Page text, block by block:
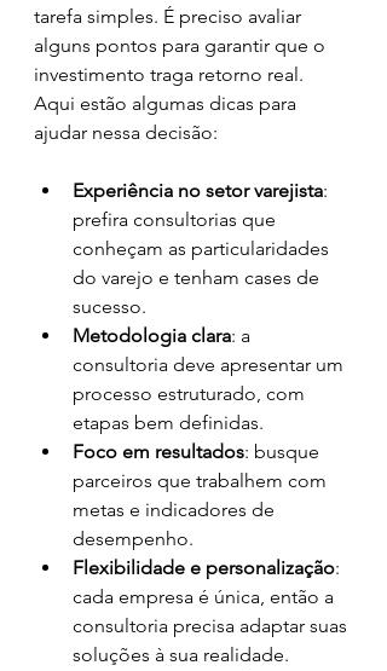
tarefa simples. É preciso avaliar
alguns pontos para garantir que o
investimento traga retorno real.
Aqui estão algumas dicas para
ajudar nessa decisão:
Experiência no setor varejista:
prefira consultorias que
conheçam as particularidades
do varejo e tenham cases de
sucesso.
Metodologia clara: a
consultoria deve apresentar um
processo estruturado, com
etapas bem definidas.
Foco em resultados: busque
parceiros que trabalhem com
metas e indicadores de
desempenho.
Flexibilidade e personalização:
cada empresa é única, então a
consultoria precisa adaptar suas
soluções à sua realidade.